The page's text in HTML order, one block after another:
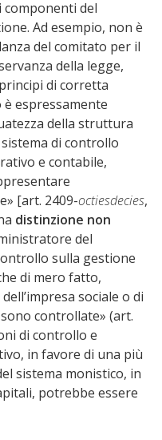
componenti del
Ad esempio, non è
del comitato per il
della legge,
di corretta
espressamente
della struttura
di controllo
e contabile,
[art. 2409-octiesdecies,
distinzione non
del
sulla gestione
di mero fatto,
sociale o di
controllate» (art.
di controllo e
in favore di una più
sistema monistico, in
potrebbe essere